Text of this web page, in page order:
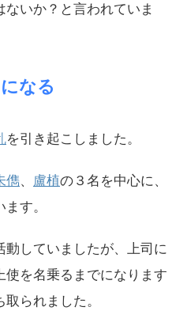
いか？と言われていま
なる
を引き起こしました。
儁、 盧植の３名を中心に、
す。
していましたが、上司に
使を名乗るまでになります
られました。